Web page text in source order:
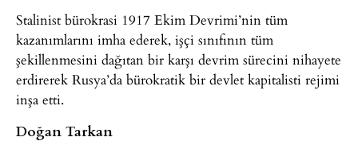
Stalinist bürokrasi 1917 Ekim Devrimi’nin tüm
kazanımlarını imha ederek, işçi sınıfının tüm
şekillenmesini dağıtan bir karşı devrim sürecini nihayete
erdirerek Rusya’da bürokratik bir devlet kapitalisti rejimi
inşa etti.
Doğan Tarkan